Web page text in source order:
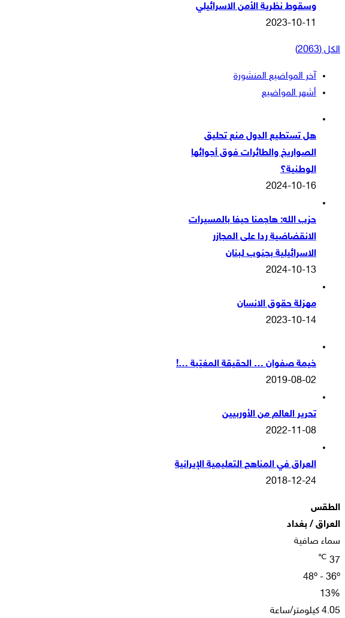
وسقوط نظرية الأمن الاسرائيلي
2023-10-11
الكل (2063)
آخر المواضيع المنشورة
أشهر المواضيع
هل تستطيع الدول منع تحليق
الصواريخ والطائرات فوق أجوائها
الوطنية؟
2024-10-16
حزب الله: هاجمنا حيفا بالمسيرات
الانقضاضية ردا على المجازر
الاسرائيلية بجنوب لبنان
2024-10-13
مهزلة حقوق الانسان
2023-10-14
خيمة صفوان … الحقيقة المغيّبة …!
2019-08-02
تحرير العالم من الأوربيين
2022-11-08
العراق في المناهج التعليمية الإيرانية
2018-12-24
الطقس
العراق / بغداد
سماء صافية
37
℃
48º - 36º
13%
4.05 كيلومتر/ساعة